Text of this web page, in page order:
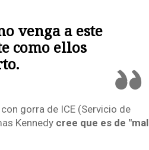
venga a este
como ellos
gorra de ICE (Servicio de
Kennedycree que es de "mal